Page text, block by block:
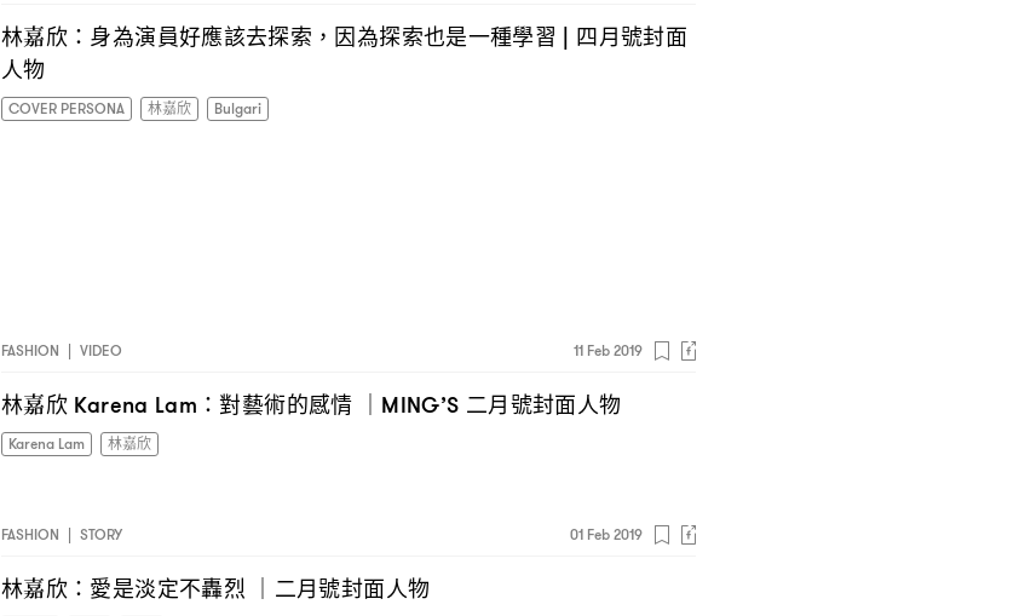
林嘉欣 ： 身為演員好應該去探索 ， 因為探索也是一種學習 | 四月號封面
人物
COVER PERSONA 林嘉欣 Bulgari
FASHION | VIDEO 11 Feb 2019
林嘉欣 Karena Lam：對藝術的感情 ｜MING’S 二月號封面人物
Karena Lam 林嘉欣
FASHION | STORY 01 Feb 2019
林嘉欣 ： 愛是淡定不轟烈 二月號封面人物